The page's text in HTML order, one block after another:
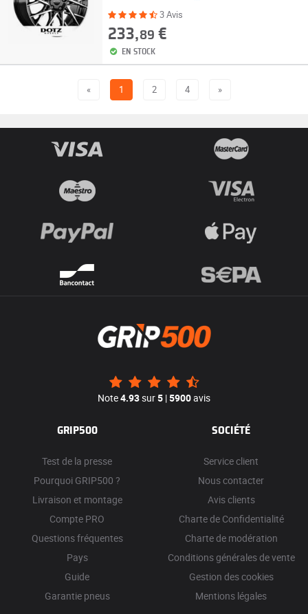
3 Avis
233,89 €
EN STOCK
« 1 2 4 »
Note4.93sur5 |5900avis
GRIP500
Test de la presse
Pourquoi GRIP500 ?
Livraison et montage
Compte PRO
Questions fréquentes
Pays
Guide
Garantie pneus
SOCIÉTÉ
Service client
Nous contacter
Avis clients
Charte de Confidentialité
Charte de modération
Conditions générales de vente
Gestion des cookies
Mentions légales